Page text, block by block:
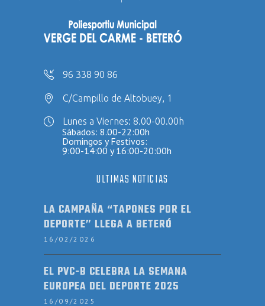
96 338 90 86
C/Campillo de Altobuey, 1
Lunes a Viernes: 8.00-00.00h
Sábados: 8.00-22:00h
Domingos y Festivos:
9:00-14:00 y 16:00-20:00h
ULTIMAS NOTICIAS
LA CAMPAÑA “TAPONES POR EL
DEPORTE” LLEGA A BETERÓ
16/02/2026
EL PVC-B CELEBRA LA SEMANA
EUROPEA DEL DEPORTE 2025
16/09/2025